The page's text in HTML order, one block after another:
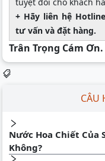
+ Hãy liên hệ
tư vấn và đặt hàng.
Trân Trọng Cám Ơn.
CÂU
Nước Hoa Chiết Của
Không?